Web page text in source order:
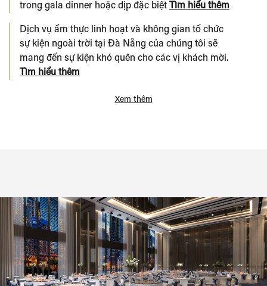
trong gala dinner hoặc dịp đặc biệt
Tìm hiểu thêm
Dịch vụ ẩm thực linh hoạt và không gian tổ chức
sự kiện ngoài trời tại Đà Nẵng của chúng tôi sẽ
mang đến sự kiện khó quên cho các vị khách mời.
Tìm hiểu thêm
Xem thêm